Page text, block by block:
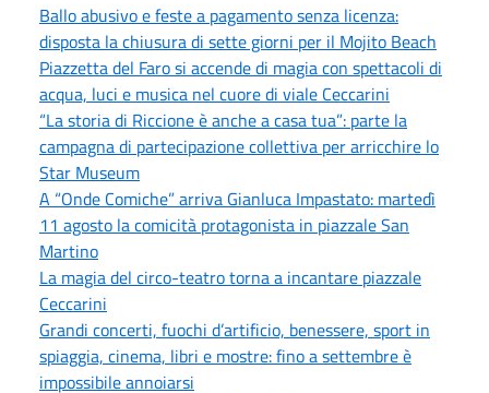
Ballo abusivo e feste a pagamento senza licenza:
disposta la chiusura di sette giorni per il Mojito Beach
Piazzetta del Faro si accende di magia con spettacoli di
acqua, luci e musica nel cuore di viale Ceccarini
“La storia di Riccione è anche a casa tua”: parte la
campagna di partecipazione collettiva per arricchire lo
Star Museum
A “Onde Comiche” arriva Gianluca Impastato: martedì
11 agosto la comicità protagonista in piazzale San
Martino
La magia del circo-teatro torna a incantare piazzale
Ceccarini
Grandi concerti, fuochi d’artificio, benessere, sport in
spiaggia, cinema, libri e mostre: fino a settembre è
impossibile annoiarsi